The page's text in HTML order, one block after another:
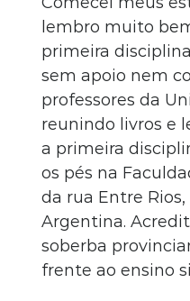
lembro muito
primeira
sem apoio nem
professores da
reunindo livros e
a primeira
os pés na
da rua Entre
Argentina.
soberba
frente ao ensino